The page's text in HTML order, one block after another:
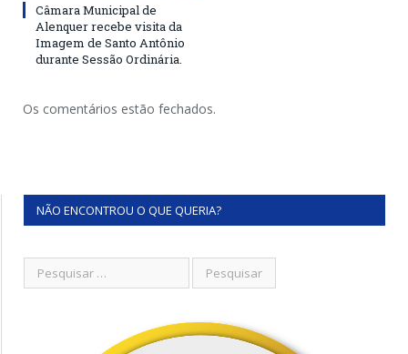
Câmara Municipal de
Alenquer recebe visita da
Imagem de Santo Antônio
durante Sessão Ordinária.
Os comentários estão fechados.
NÃO ENCONTROU O QUE QUERIA?